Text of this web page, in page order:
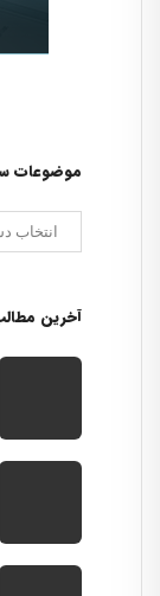
موضوعات
آخرین